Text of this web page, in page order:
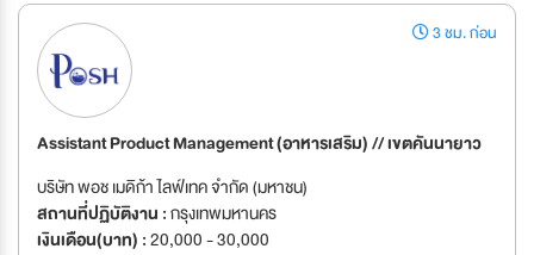
3 ชม. ก่อน
Assistant Product Management (อาหารเสริม) // เขตคันนายาว
บริษัท พอช เมดิก้า ไลฟ์เทค จำกัด (มหาชน)
สถานที่ปฏิบัติงาน :กรุงเทพมหานคร
เงินเดือน(บาท) :20,000 - 30,000